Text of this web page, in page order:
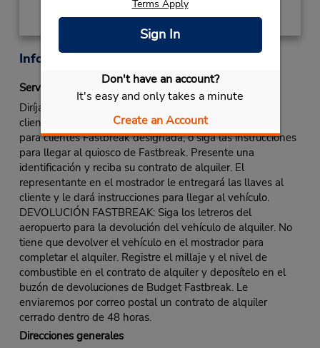
Terms Apply
Sign In
Don't have an account?
It's easy and only takes a minute
Create an Account
Información sobre la oficina
Servicio Fastbreak
Diríjase al mostrador de Budget. Utilice la línea para
clientes Fastbreak o la línea normal si no hay una línea
para clientes Fastbreak designada, o siga las instrucciones
para llegar al quiosco de Fastbreak. Presente una
identificación y reciba su contrato de alquiler. El
representante en el mostrador le entregará las llaves al
cliente y le dará instrucciones para llegar al vehículo.
DEVOLUCIÓN FASTBREAK: Siga los letreros del
aeropuerto para la devolución del vehículo de alquiler. No
tiene que devolver el vehículo en el mostrador para
completar el alquiler. Registre el millaje y el nivel de
combustible en el contrato de alquiler y deposítelo en el
buzón de devoluciones de Budget Fastbreak. Le
enviaremos por correo postal un contrato de alquiler
cerrado dentro de 48 horas.
Direcciones generales